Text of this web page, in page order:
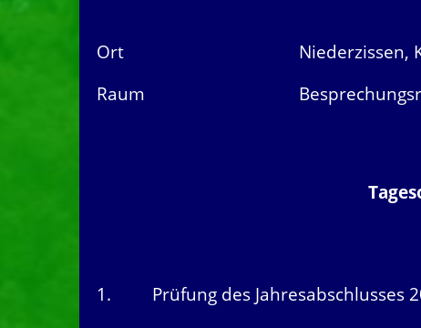
Ort
Niederzissen,
Raum
1. Prüfung des Jahresabschlusses